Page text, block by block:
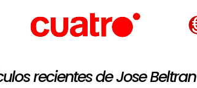
recientes de Jose Beltran